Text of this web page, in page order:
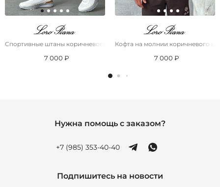
Спортивные штаны коричневого цвета Loro Piana
7 000 ₽
Кофта на молнии коричневого
7 000 ₽
Нужна помощь с заказом?
+7 (985) 353-40-40
Подпишитесь на новости